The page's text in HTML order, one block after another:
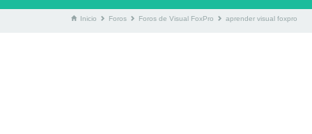
Inicio Foros Foros de Visual FoxPro aprender visual foxpro